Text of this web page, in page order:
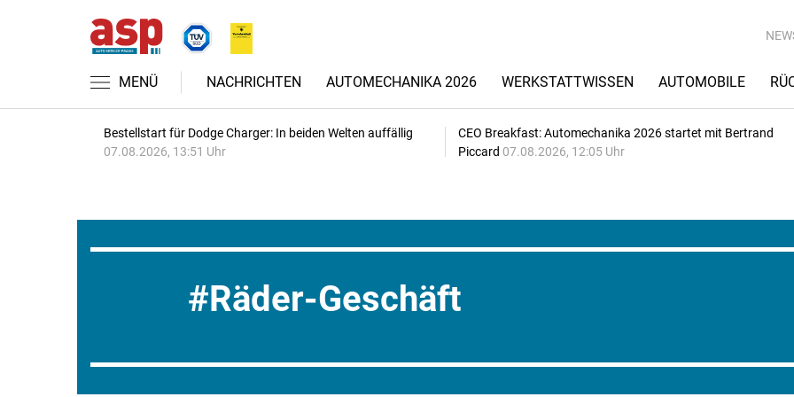
MENÜ NACHRICHTEN AUTOMECHANIKA 2026 WERKSTATTWISSEN AUTOMOBILE
Bestellstart für Dodge Charger: In beiden Welten auffällig
07.08.2026, 13:51 Uhr
CEO Breakfast: Automechanika 2026 startet mit Bertrand
Piccard 07.08.2026, 12:05 Uhr
Räder-Geschäft